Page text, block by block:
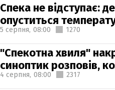
Спека не відступає:
опуститься
5 серпня, 08:00 1270
"Спекотна хвиля"
синоптик розповів,
4 серпня, 08:00 2317